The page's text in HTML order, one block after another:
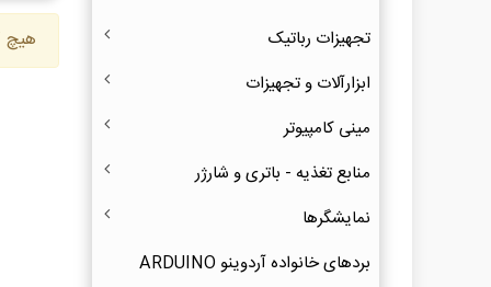
تجهیزات رباتیک
ابزارآلات و تجهیزات
مینی کامپیوتر
منابع تغذیه - باتری و شارژر
نمایشگرها
بردهای خانواده آردوینو ARDUINO
هیچ